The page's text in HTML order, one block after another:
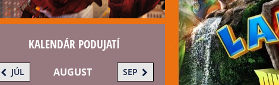
KALENDÁR PODUJATÍ
JÚL AUGUST SEP